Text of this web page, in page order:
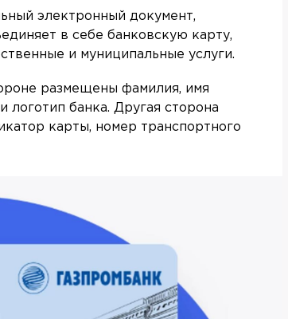
электронный документ,
в себе банковскую карту,
и муниципальные услуги.
размещены фамилия, имя
логотип банка. Другая сторона
карты, номер транспортного